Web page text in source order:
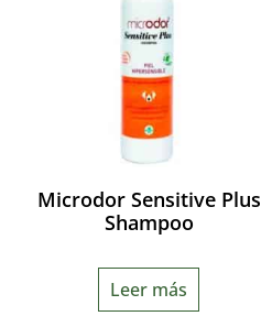
Microdor Sensitive Plus
Shampoo
Leer más